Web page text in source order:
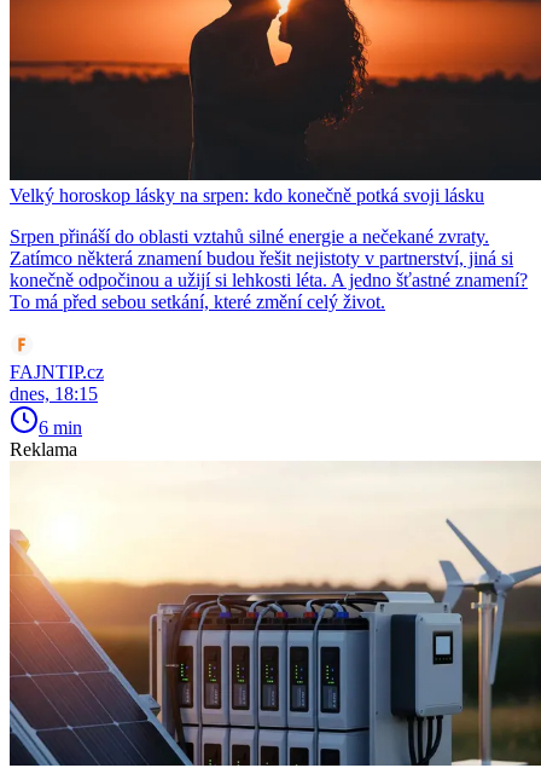
Velký horoskop lásky na srpen: kdo konečně potká svoji lásku
Srpen přináší do oblasti vztahů silné energie a nečekané zvraty.
Zatímco některá znamení budou řešit nejistoty v partnerství, jiná si
konečně odpočinou a užijí si lehkosti léta. A jedno šťastné znamení?
To má před sebou setkání, které změní celý život.
FAJNTIP.cz
dnes, 18:15
6 min
Reklama